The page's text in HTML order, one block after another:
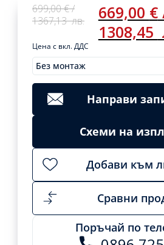
699,00€/
1367,13лв.
Original
price
699,00 €
/
1367,13
лв..
669,00 €
1308,45
Current
price
669,00 €
/
1308,45
лв..
Цена с вкл. ДДС
Без монтаж
МонтажиClear
699,00€/
1367,13
Original
price
was:
699,00 €
/
лв..
669,00€/
1308,45
лв.
Current
price
669,00 €
/
лв..
Направи
Схеми на
Добави към
Сравни
Поръчай по